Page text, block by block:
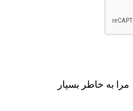
مرا به خاطر بسپار